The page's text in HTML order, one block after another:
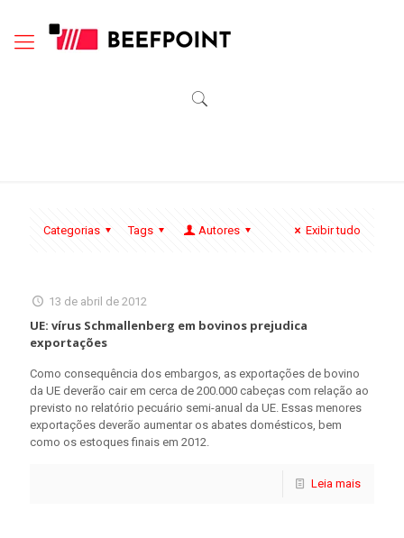
Categorias Tags Autores Exibir tudo
13 de abril de 2012
UE: vírus Schmallenberg em bovinos prejudica
exportações
Como consequência dos embargos, as exportações de bovino
da UE deverão cair em cerca de 200.000 cabeças com relação ao
previsto no relatório pecuário semi-anual da UE. Essas menores
exportações deverão aumentar os abates domésticos, bem
como os estoques finais em 2012.
Leia mais